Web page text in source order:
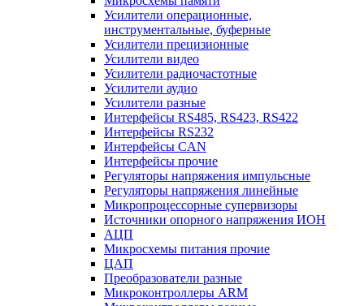
Усилители операционные,
инструментальные, буферные
Усилители прецизионные
Усилители видео
Усилители радиочастотные
Усилители аудио
Усилители разные
Интерфейсы RS485, RS423, RS422
Интерфейсы RS232
Интерфейсы CAN
Интерфейсы прочие
Регуляторы напряжения импульсные
Регуляторы напряжения линейные
Микропроцессорные супервизоры
Источники опорного напряжения ИОН
АЦП
Микросхемы питания прочие
ЦАП
Преобразователи разные
Микроконтроллеры ARM